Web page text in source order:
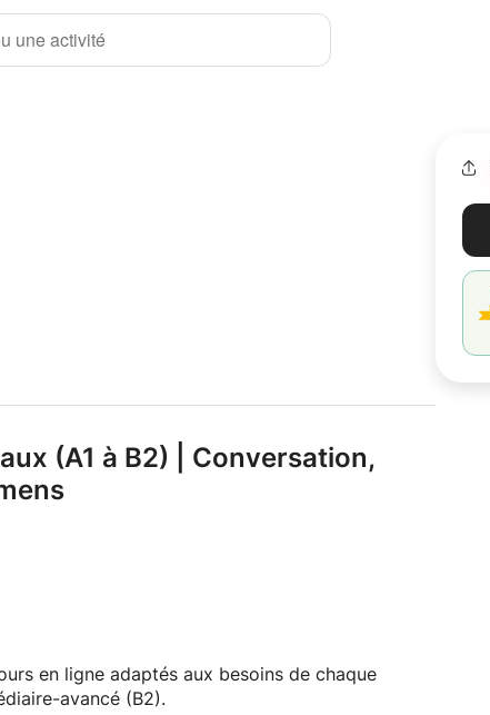
une activité
(A1 à B2) | Conversation,
en ligne adaptés aux besoins de chaque
avancé (B2).